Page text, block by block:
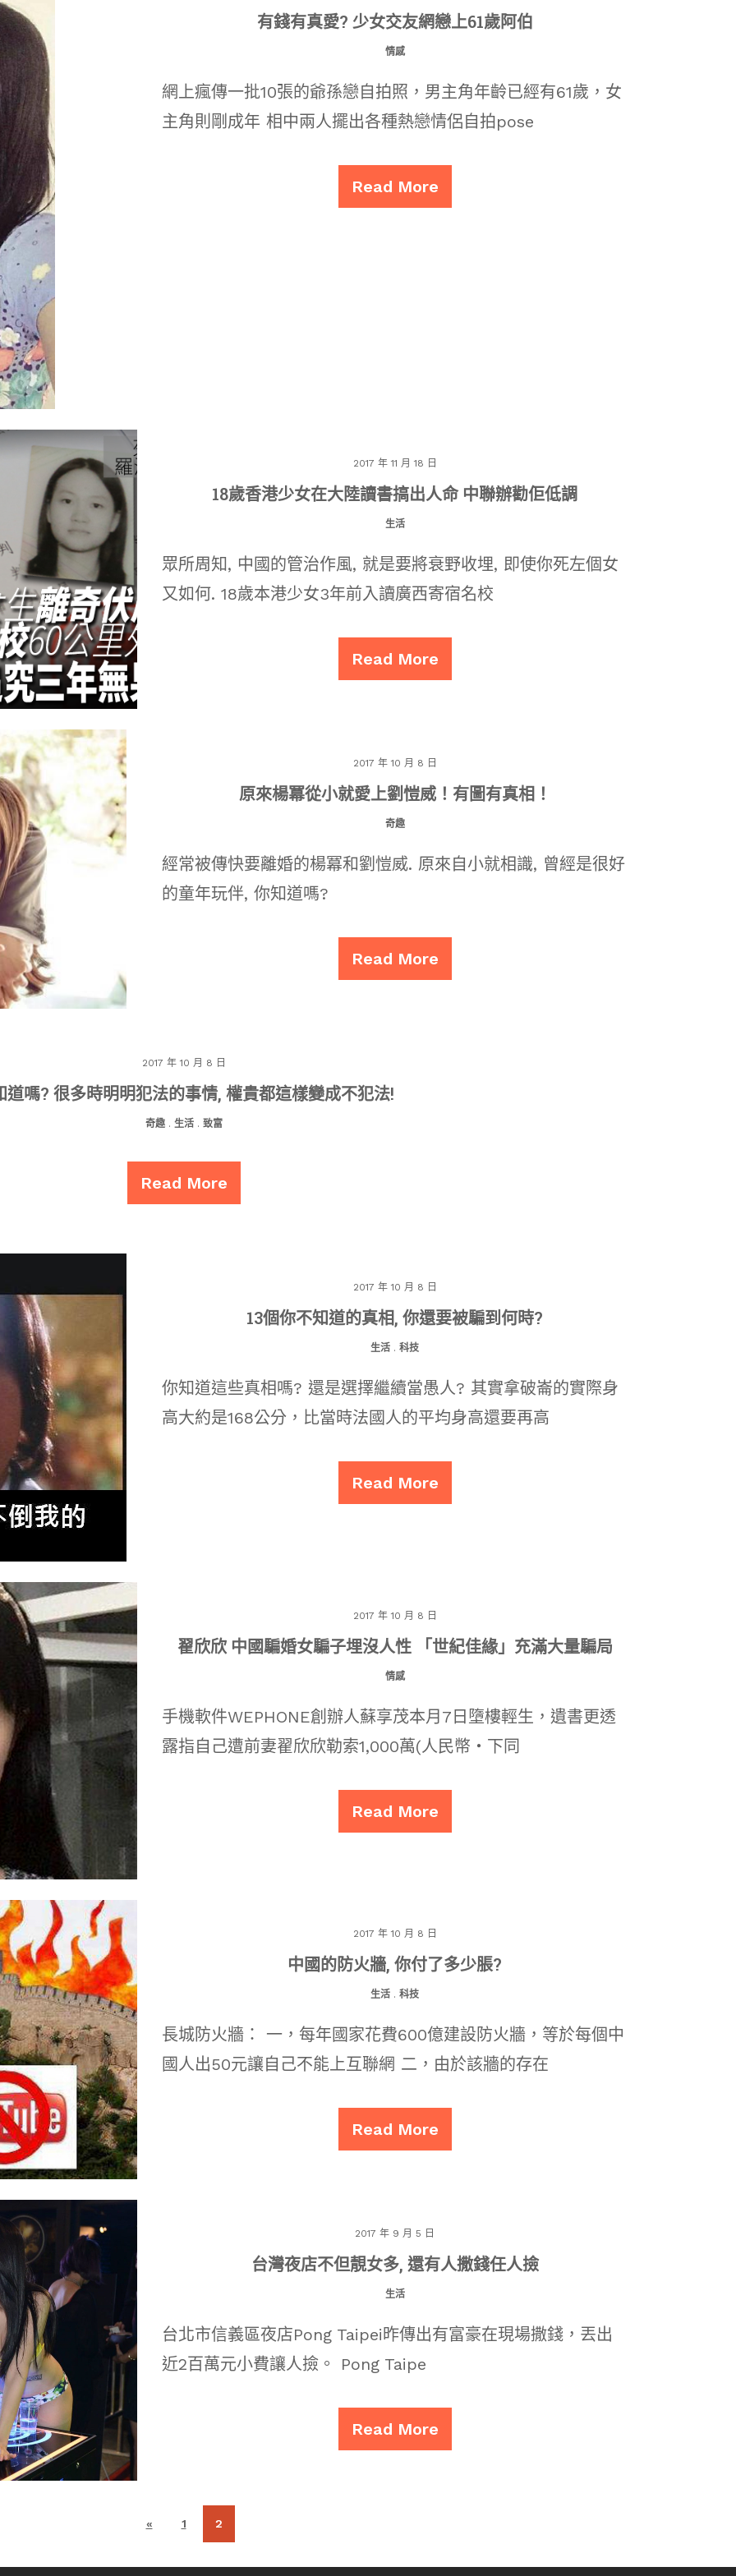
有錢有真愛? 少女交友網戀上61歲阿伯
情感
網上瘋傳一批10張的爺孫戀自拍照，男主角年齡已經有61歲，女
主角則剛成年 相中兩人擺出各種熱戀情侶自拍pose
Read More
2017 年 11 月 18 日
18歲香港少女在大陸讀書搞出人命 中聯辦勸佢低調
生活
眾所周知, 中國的管治作風, 就是要將衰野收埋, 即使你死左個女
又如何. 18歲本港少女3年前入讀廣西寄宿名校
Read More
2017 年 10 月 8 日
原來楊冪從小就愛上劉愷威！有圖有真相！
奇趣
經常被傳快要離婚的楊冪和劉愷威. 原來自小就相識, 曾經是很好
的童年玩伴, 你知道嗎?
Read More
2017 年 10 月 8 日
道嗎? 很多時明明犯法的事情, 權貴都這樣變成不犯法!
奇趣 . 生活 . 致富
Read More
2017 年 10 月 8 日
13個你不知道的真相, 你還要被騙到何時?
生活 . 科技
你知道這些真相嗎? 還是選擇繼續當愚人? 其實拿破崙的實際身
高大約是168公分，比當時法國人的平均身高還要再高
Read More
2017 年 10 月 8 日
翟欣欣 中國騙婚女騙子埋沒人性 「世紀佳緣」充滿大量騙局
情感
手機軟件WEPHONE創辦人蘇享茂本月7日墮樓輕生，遺書更透
露指自己遭前妻翟欣欣勒索1,000萬(人民幣‧下同
Read More
2017 年 10 月 8 日
中國的防火牆, 你付了多少脹?
生活 . 科技
長城防火牆： 一，每年國家花費600億建設防火牆，等於每個中
國人出50元讓自己不能上互聯網 二，由於該牆的存在
Read More
2017 年 9 月 5 日
台灣夜店不但靚女多, 還有人撒錢任人撿
生活
台北市信義區夜店Pong Taipei昨傳出有富豪在現場撒錢，丟出
近2百萬元小費讓人撿。 Pong Taipe
Read More
« 1 2